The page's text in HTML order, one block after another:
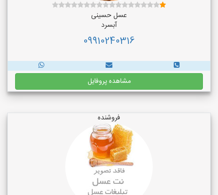
عسل حسینی
آبسرد
09910240316
مشاهده پروفایل
فروشنده